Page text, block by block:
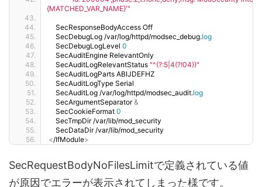
{MATCHED_VAR_NAME}'"
    SecResponseBodyAccess Off
    SecDebugLog /var/log/httpd/modsec_debug.
log
    SecDebugLogLevel
0
    SecAuditEngine RelevantOnly
    SecAuditLogRelevantStatus
"^(?:5|4(?!04))"
    SecAuditLogParts ABIJDEFHZ
    SecAuditLogType Serial
    SecAuditLog /var/log/httpd/modsec_audit.
log
    SecArgumentSeparator
&
    SecCookieFormat
0
    SecTmpDir /var/lib/mod_security
    SecDataDir /var/lib/mod_security
</IfModule>
SecRequestBodyNoFilesLimitで定義されている値
が原因でエラーが表示されてしまった様です。